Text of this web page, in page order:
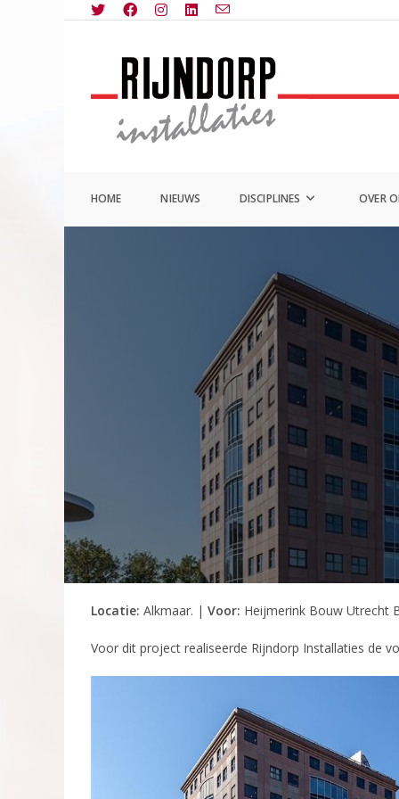
HOME NIEUWS DISCIPLINES OVER
Locatie: Alkmaar. | Voor: Heijmerink Bouw Utrecht
Voor dit project realiseerde Rijndorp Installaties de